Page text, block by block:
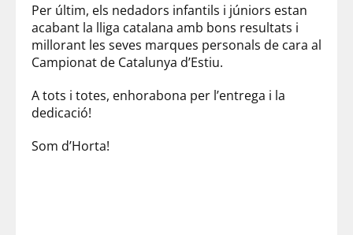
Per últim, els nedadors infantils i júniors estan
acabant la lliga catalana amb bons resultats i
millorant les seves marques personals de cara al
Campionat de Catalunya d’Estiu.
A tots i totes, enhorabona per l’entrega i la
dedicació!
Som d’Horta!